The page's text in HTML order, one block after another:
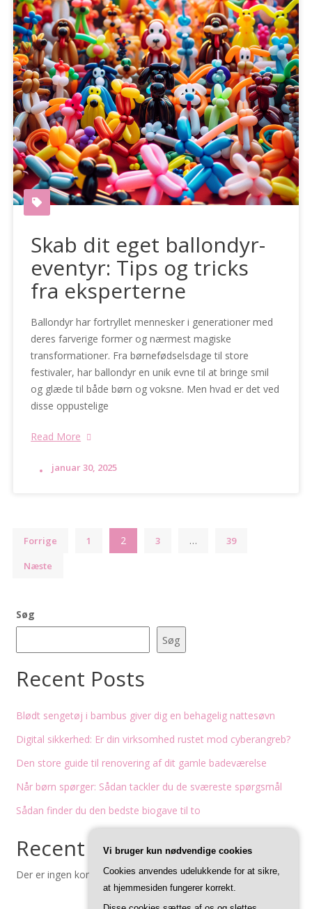
Skab dit eget ballondyr-
eventyr: Tips og tricks
fra eksperterne
Ballondyr har fortryllet mennesker i generationer med
deres farverige former og nærmest magiske
transformationer. Fra børnefødselsdage til store
festivaler, har ballondyr en unik evne til at bringe smil
og glæde til både børn og voksne. Men hvad er det ved
disse oppustelige
Read More
januar 30, 2025
Indlægsinddeling
Forrige 1 2 3 …
39
Næste
Søg
Søg
Recent Posts
Blødt sengetøj i bambus giver dig en behagelig nattesøvn
Digital sikkerhed: Er din virksomhed rustet mod cyberangreb?
Den store guide til renovering af dit gamle badeværelse
Når børn spørger: Sådan tackler du de sværeste spørgsmål
Sådan finder du den bedste biogave til to
Recent Comments
Der er ingen kommentarer at vise.
Vi bruger kun nødvendige cookies
Cookies anvendes udelukkende for at sikre,
at hjemmesiden fungerer korrekt.